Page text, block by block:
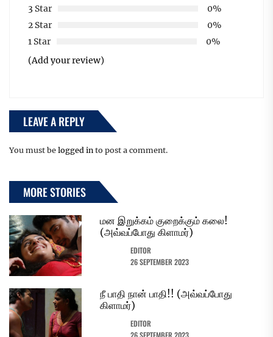
3 Star
0%
2 Star
0%
1 Star
0%
(Add your review)
LEAVE A REPLY
You must be logged in to post a comment.
MORE STORIES
மன இறுக்கம் குறைக்கும் கலை!
(அவ்வப்போது கிளாமர்)
EDITOR
26 SEPTEMBER 2023
நீ பாதி நான் பாதி!! (அவ்வப்போது
கிளாமர்)
EDITOR
26 SEPTEMBER 2023